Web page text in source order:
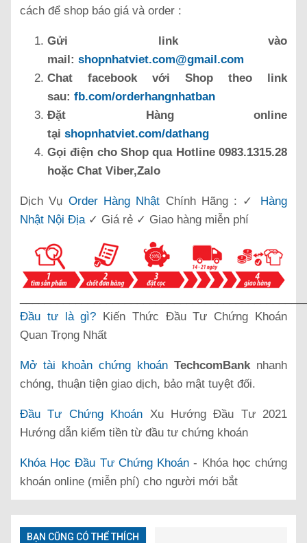
cách để shop báo giá và order :
Gửi link vào
mail: shopnhatviet.com@gmail.com
Chat facebook với Shop theo link
sau: fb.com/orderhangnhatban
Đặt Hàng online
tại shopnhatviet.com/dathang
Gọi điện cho Shop qua Hotline 0983.1315.28
hoặc Chat Viber,Zalo
Dịch Vụ Order Hàng Nhật Chính Hãng : ✓
Hàng
Nhật Nội Địa✓ Giá rẻ ✓ Giao hàng miễn phí
Đầu tư là gì? Kiến Thức Đầu Tư Chứng Khoán
Quan Trọng Nhất
Mở tài khoản chứng khoán TechcomBank nhanh
chóng, thuận tiện giao dịch, bảo mật tuyệt đối.
Đầu Tư Chứng Khoán Xu Hướng Đầu Tư 2021
Hướng dẫn kiếm tiền từ đầu tư chứng khoán
Khóa Học Đầu Tư Chứng Khoán - Khóa học chứng
khoán online (miễn phí) cho người mới bắt
BẠN CŨNG CÓ THỂ THÍCH